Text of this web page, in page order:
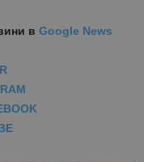
в Google News